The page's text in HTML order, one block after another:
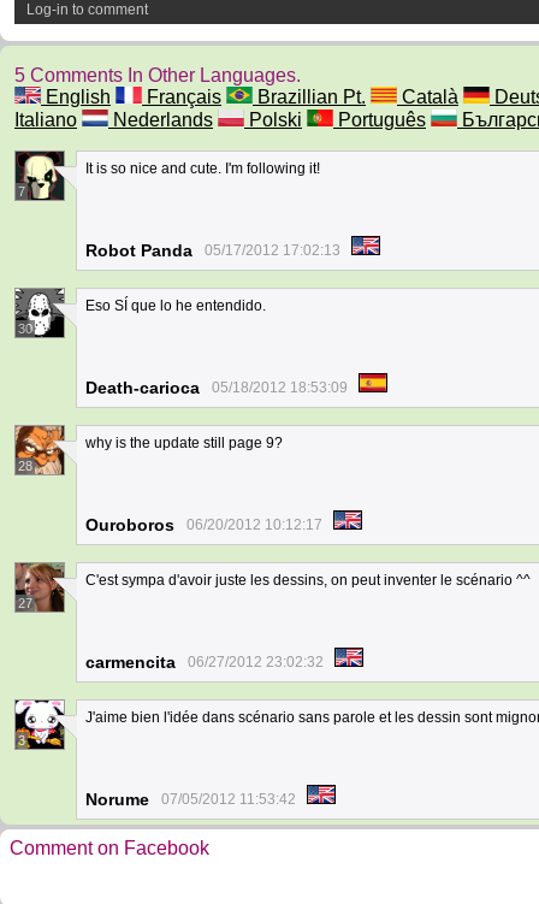
Log-in to comment
5 Comments In Other Languages.
English
Français Brazillian Pt. Català
Italiano
Nederlands Polski Português
7
It is so nice and cute. I'm following it!
Robot Panda 05/17/2012 17:02:13
30
Eso SÍ que lo he entendido.
Death-carioca 05/18/2012 18:53:09
28
why is the update still page 9?
Ouroboros 06/20/2012 10:12:17
27
C'est sympa d'avoir juste les dessins, on peut inventer le scénario ^^
carmencita 06/27/2012 23:02:32
3
J'aime bien l'idée dans scénario sans parole et les dessin sont
Norume 07/05/2012 11:53:42
Comment on Facebook